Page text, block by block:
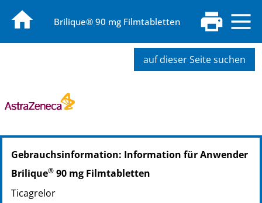
Brilique® 90 mg Filmtabletten
auf dieser Seite suchen
PZN: 07560021
PPN: 110756002162
PZN: 07560038
PZN: 07560044
Gebrauchsinformation: Information für Anwender
Brilique® 90 mg Filmtabletten
Ticagrelor